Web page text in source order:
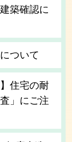
築確認に
ついて
住宅の耐
」にご注